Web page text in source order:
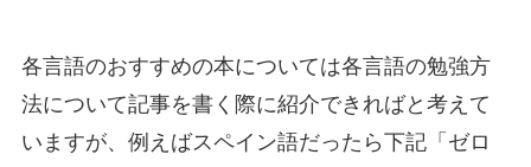
各言語のおすすめの本については各言語の勉強方
法について記事を書く際に紹介できればと考えて
いますが、例えばスペイン語だったら下記「ゼロ